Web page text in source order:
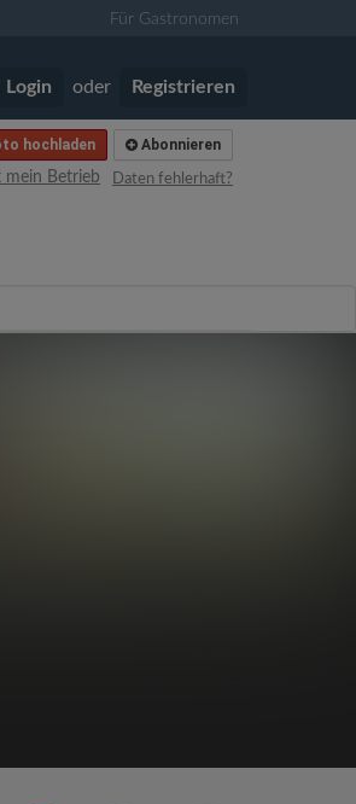
Für Gastronomen
Login oder Registrieren
Abonnieren
hochladen
Daten fehlerhaft?
mein Betrieb